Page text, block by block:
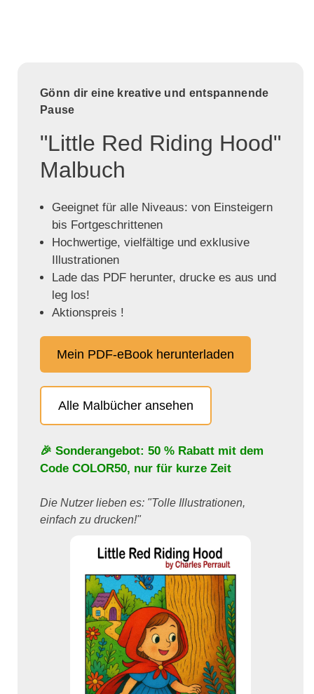
Gönn dir eine kreative und entspannende
Pause
"Little Red Riding Hood"
Malbuch
Geeignet für alle Niveaus: von Einsteigern
bis Fortgeschrittenen
Hochwertige, vielfältige und exklusive
Illustrationen
Lade das PDF herunter, drucke es aus und
leg los!
Aktionspreis !
Mein PDF-eBook herunterladen
Alle Malbücher ansehen
🎉 Sonderangebot: 50 % Rabatt mit dem
Code COLOR50, nur für kurze Zeit
Die Nutzer lieben es: "Tolle Illustrationen,
einfach zu drucken!"